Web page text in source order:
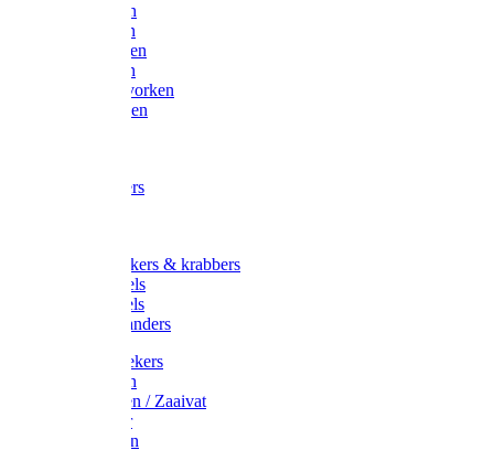
Hooivorken
Mestvorken
Bietenvorken
Maisvorken
Aardappelvorken
Vijgenvorken
Tuinkrabbers
Onkruidstekers & krabbers
Hartschoffels
Ruitschoffels
Onkruidbranders
Graskantstekers
Verticuteren
Strooiwagen / Zaaivat
Grasmaaier
Grasscharen